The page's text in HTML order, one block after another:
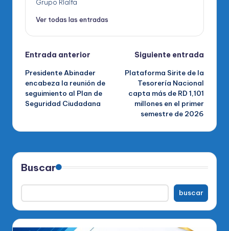
Ver todas las entradas
Navegación
de
entradas
Entrada anterior
Presidente Abinader
encabeza la reunión de
seguimiento al Plan de
Seguridad Ciudadana
Siguiente entrada
Plataforma Sirite de la
Tesorería Nacional
capta más de RD 1,101
millones en el primer
semestre de 2026
Buscar
buscar